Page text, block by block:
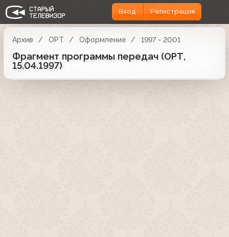
Вход Регистрация
Архив ОРТ Оформление 1997 - 2001
Фрагмент программы передач (ОРТ,
15.04.1997)